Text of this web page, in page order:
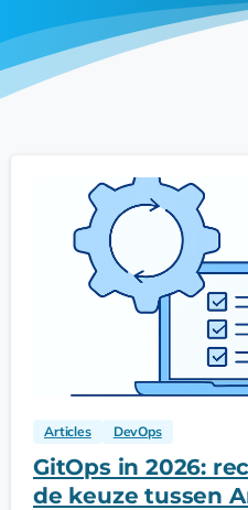
Articles DevOps
GitOps in 2026:
de keuze tussen